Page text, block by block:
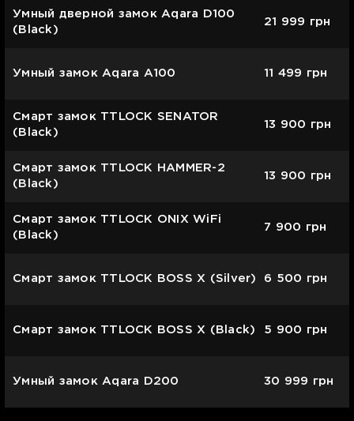
Умный дверной замок Aqara D100
(Black)
21 999 грн
Умный замок Aqara A100 11 499 грн
Смарт замок TTLOCK SENATOR
(Black)
13 900 грн
Смарт замок TTLOCK HAMMER-2
(Black)
13 900 грн
Смарт замок TTLOCK ONIX WiFi
(Black)
7 900 грн
Смарт замок TTLOCK BOSS X (Silver) 6 500 грн
Смарт замок TTLOCK BOSS X (Black) 5 900 грн
Умный замок Aqara D200 30 999 грн